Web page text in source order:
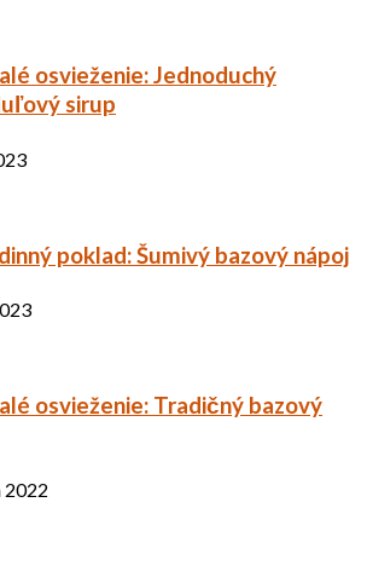
osvieženie: Jednoduchý
sirup
poklad: Šumivý bazový nápoj
osvieženie: Tradičný bazový
2022